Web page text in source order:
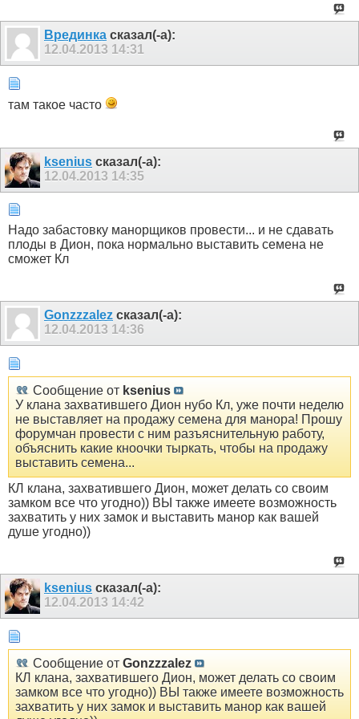
Врединка сказал(-а):
12.04.2013 14:31
там такое часто
ksenius сказал(-а):
12.04.2013 14:35
Надо забастовку манорщиков провести... и не сдавать
плоды в Дион, пока нормально выставить семена не
сможет Кл
Gonzzzalez сказал(-а):
12.04.2013 14:36
Сообщение от ksenius
У клана захватившего Дион нубо Кл, уже почти неделю
не выставляет на продажу семена для манора! Прошу
форумчан провести с ним разъяснительную работу,
объяснить какие кноочки тыркать, чтобы на продажу
выставить семена...
КЛ клана, захватившего Дион, может делать со своим
замком все что угодно)) ВЫ также имеете возможность
захватить у них замок и выставить манор как вашей
душе угодно))
ksenius сказал(-а):
12.04.2013 14:42
Сообщение от Gonzzzalez
КЛ клана, захватившего Дион, может делать со своим
замком все что угодно)) ВЫ также имеете возможность
захватить у них замок и выставить манор как вашей